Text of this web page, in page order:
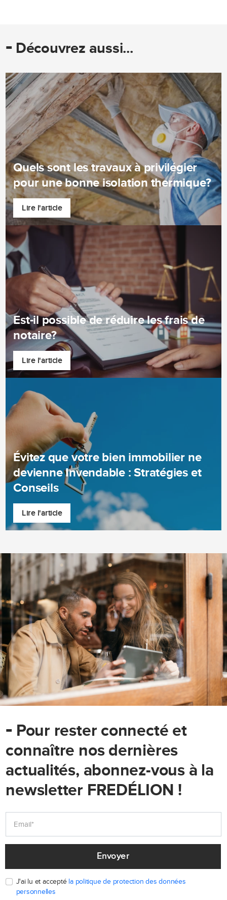
- Découvrez aussi...
Quels sont les travaux à privilégier
pour une bonne isolation thermique?
Lire l'article
Est-il possible de réduire les frais de
notaire?
Lire l'article
Évitez que votre bien immobilier ne
devienne Invendable : Stratégies et
Conseils
Lire l'article
- Pour rester connecté et
connaître nos dernières
actualités, abonnez-vous à la
newsletter FREDÉLION !
Envoyer
J'ai lu et accepté la politique de protection des données
personnelles